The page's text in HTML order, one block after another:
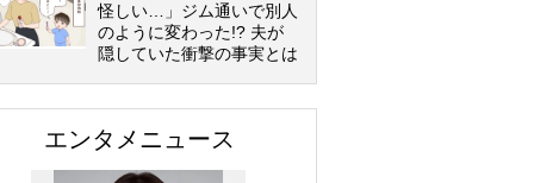
怪しい…」ジム通いで別人
のように変わった!? 夫が
隠していた衝撃の事実とは
エンタメニュース